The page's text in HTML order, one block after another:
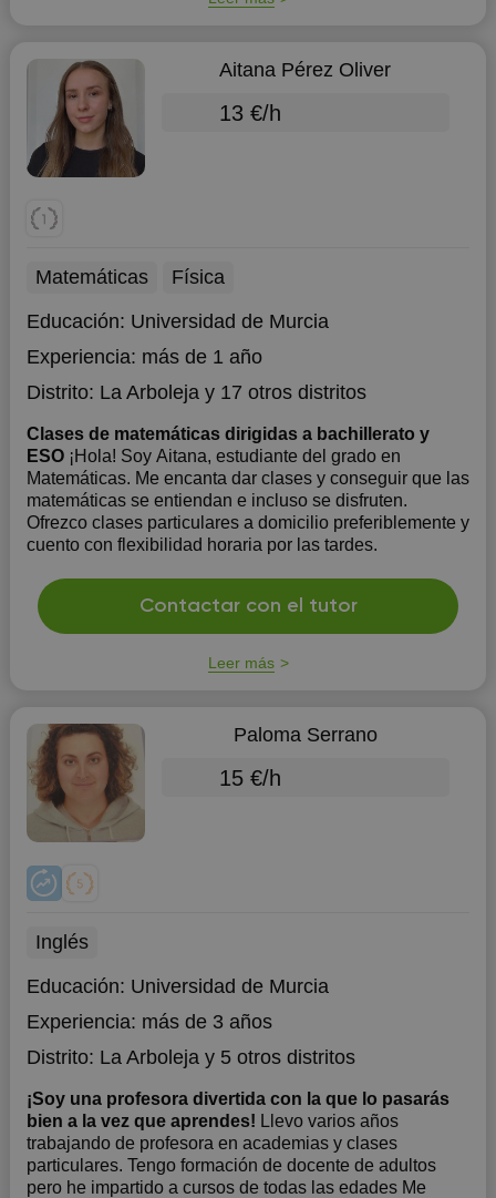
Aitana Pérez Oliver
13 €/h
Matemáticas
Física
Educación: Universidad de Murcia
Experiencia: más de 1 año
Distrito: La Arbolejay 17 otros distritos
Clases de matemáticas dirigidas a bachillerato y
ESO ¡Hola! Soy Aitana, estudiante del grado en
Matemáticas. Me encanta dar clases y conseguir que las
matemáticas se entiendan e incluso se disfruten.
Ofrezco clases particulares a domicilio preferiblemente y
cuento con flexibilidad horaria por las tardes.
Contactar con el tutor
Leer más
Paloma Serrano
15 €/h
Inglés
Educación: Universidad de Murcia
Experiencia: más de 3 años
Distrito: La Arbolejay 5 otros distritos
¡Soy una profesora divertida con la que lo pasarás
bien a la vez que aprendes! Llevo varios años
trabajando de profesora en academias y clases
particulares. Tengo formación de docente de adultos
pero he impartido a cursos de todas las edades Me